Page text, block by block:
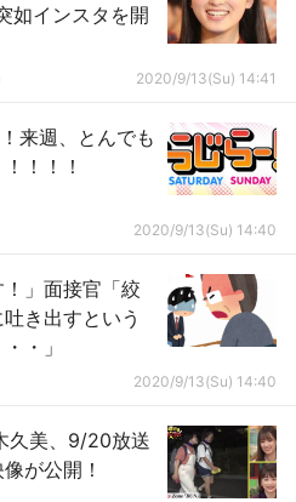
ンスタを開
2020/9/13(Su) 14:41
来週、とんでも
！！！
2020/9/13(Su) 14:40
」面接官「絞
き出すという
・」
2020/9/13(Su) 14:40
久美、9/20放送
が公開！